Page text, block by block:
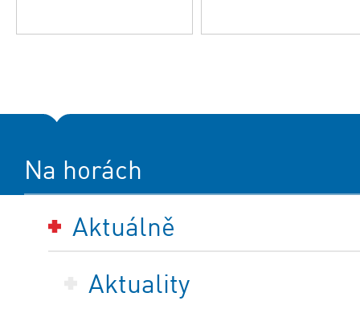
Na horách
Aktuálně
Aktuality